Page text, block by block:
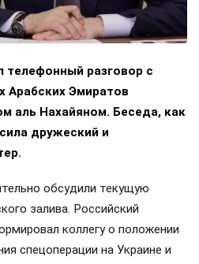
телефонный разговор с
Арабских Эмиратов
аль Нахайяном. Беседа, как
дружеский и
обсудили текущую
залива. Российский
коллегу о положении
спецоперации на Украине и